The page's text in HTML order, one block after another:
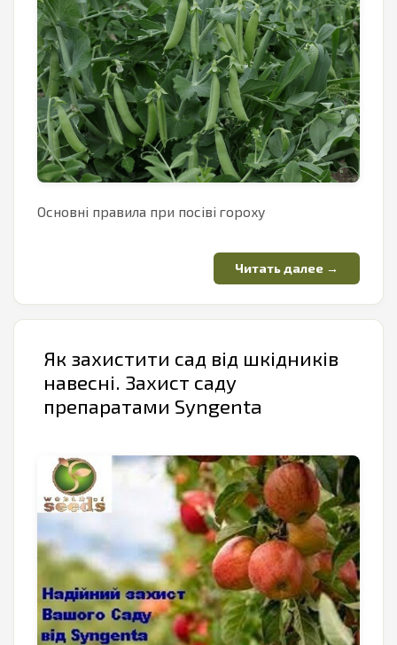
Основні правила при посіві гороху
Як захистити сад від шкідників
навесні. Захист саду
препаратами Syngenta